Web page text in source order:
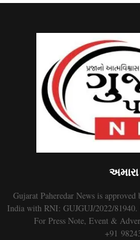
Gujarat Paheredar News is
India with RNI: GUJGUJ/2022/
For Press Note, Event &
+91